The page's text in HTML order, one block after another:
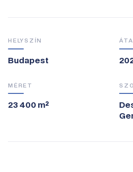
HELYSZÍN
Budapest
MÉRET
23 400 m²